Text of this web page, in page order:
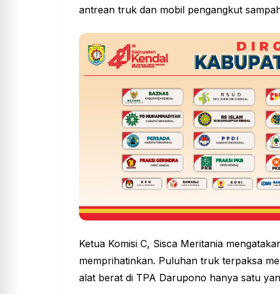
antrean truk dan mobil pengangkut
Ketua Komisi C, Sisca Meritania
memprihatinkan. Puluhan truk terpaksa
alat berat di TPA Darupono hanya satu